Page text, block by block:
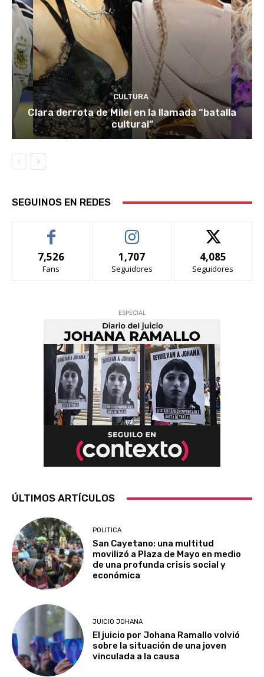
CULTURA
Clara derrota de Milei en la llamada “batalla
cultural”
SEGUINOS EN REDES
7,526
Fans
1,707
Seguidores
4,085
Seguidores
ESPECIAL
ÚLTIMOS ARTÍCULOS
POLITICA
San Cayetano: una multitud
movilizó a Plaza de Mayo en medio
de una profunda crisis social y
económica
JUICIO JOHANA
El juicio por Johana Ramallo volvió
sobre la situación de una joven
vinculada a la causa